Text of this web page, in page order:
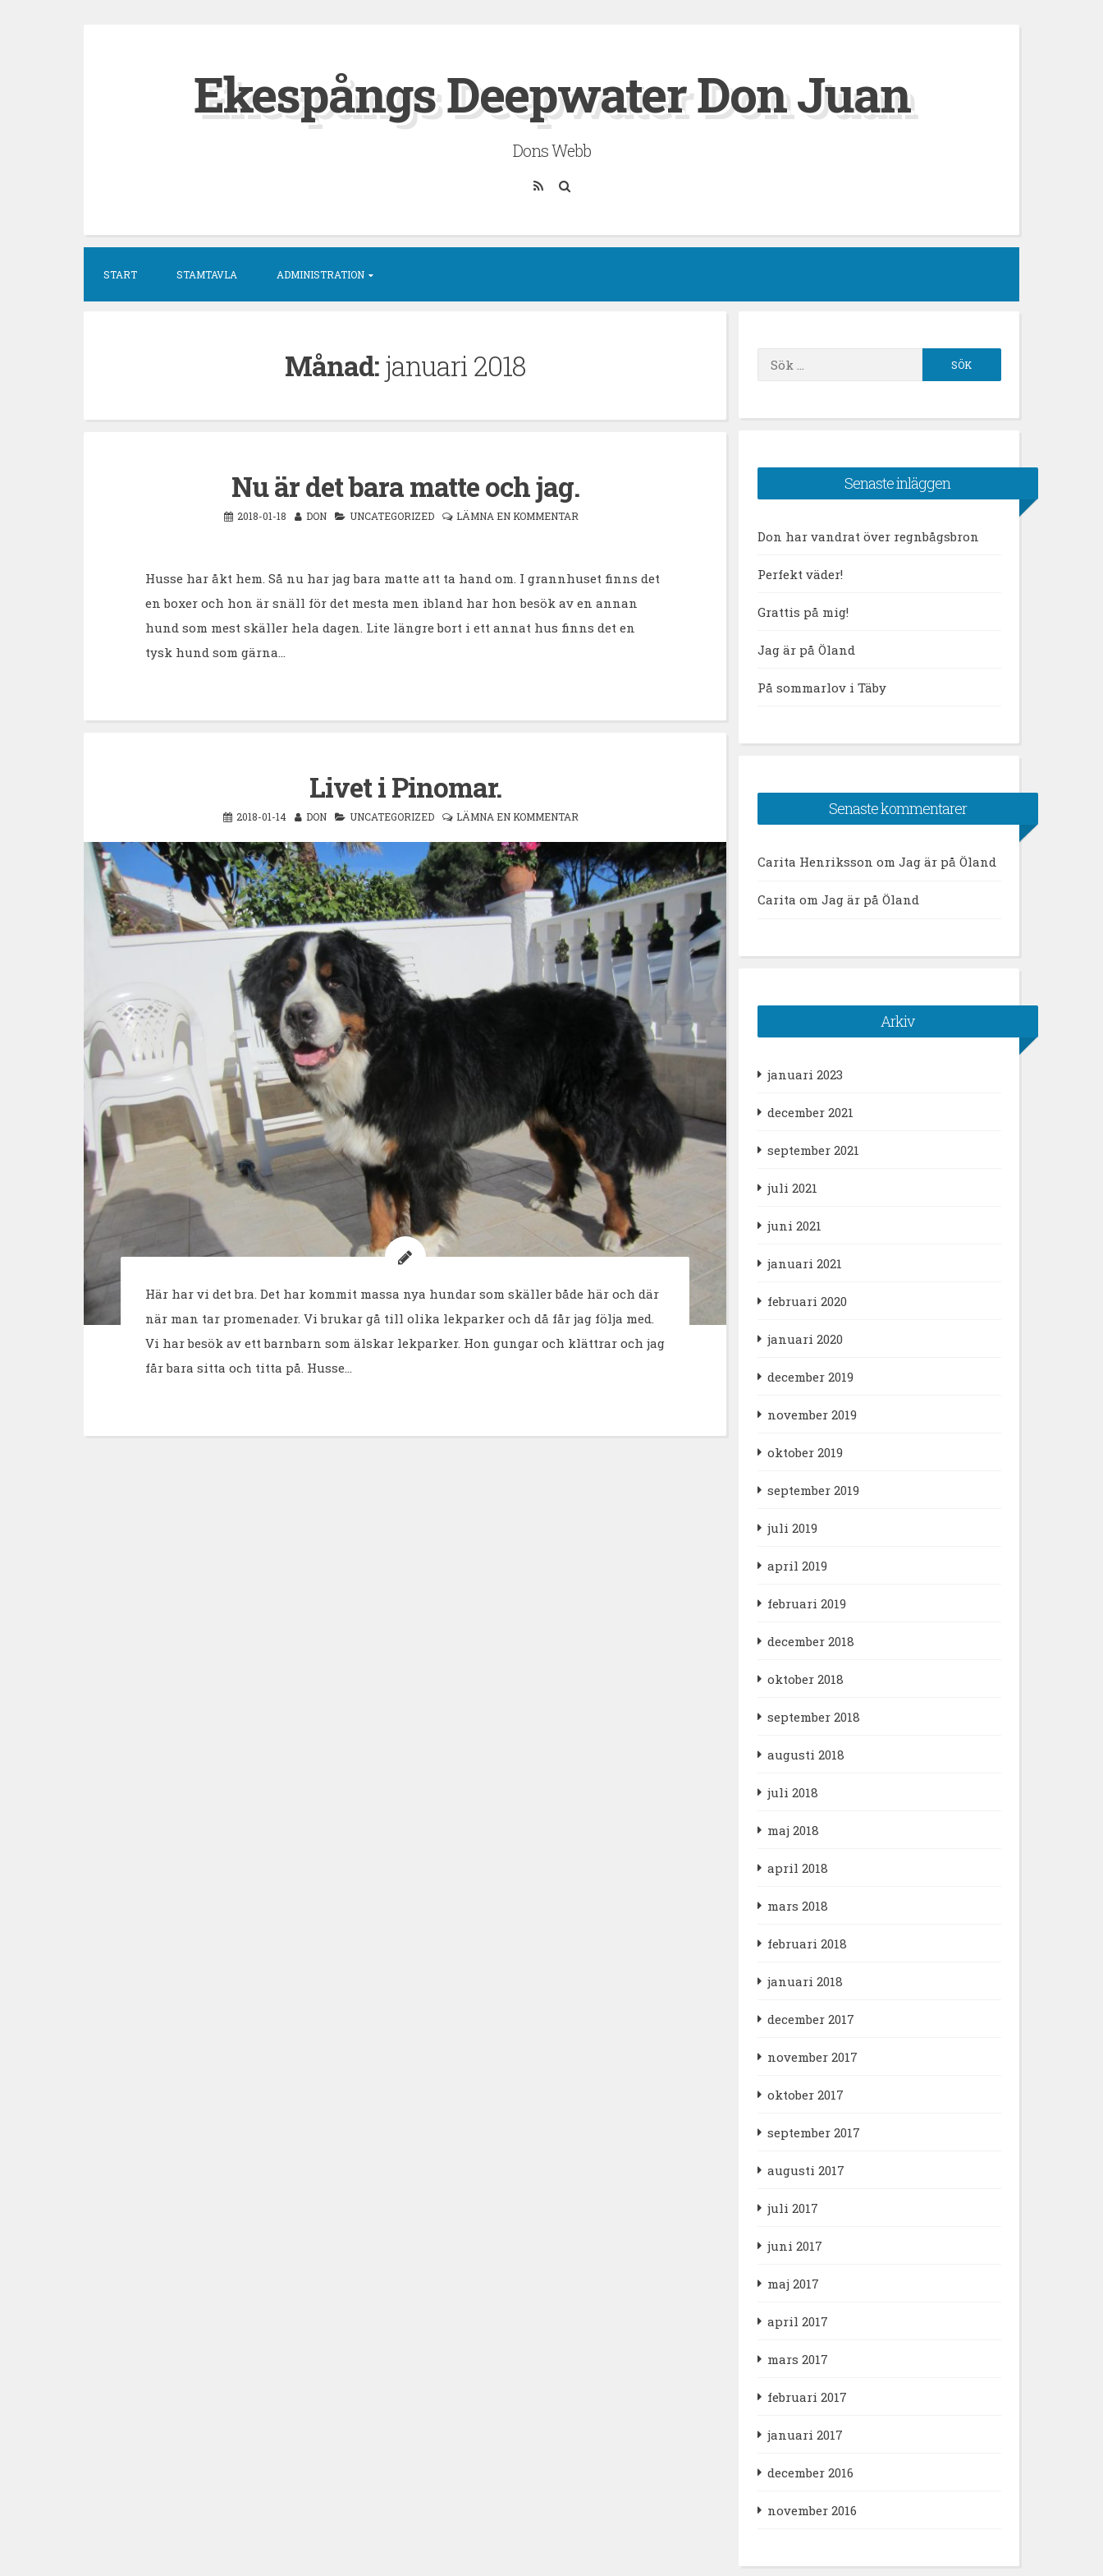
Ekespångs Deepwater Don Juan
Dons Webb
RSS
START STAMTAVLA ADMINISTRATION
Månad:januari 2018
Nu är det bara matte och jag.
2018-01-18 DON UNCATEGORIZED LÄMNA EN KOMMENTAR
Husse har åkt hem. Så nu har jag bara matte att ta hand om. I grannhuset finns det
en boxer och hon är snäll för det mesta men ibland har hon besök av en annan
hund som mest skäller hela dagen. Lite längre bort i ett annat hus finns det en
tysk hund som gärna…
Livet i Pinomar.
2018-01-14 DON UNCATEGORIZED LÄMNA EN KOMMENTAR
Här har vi det bra. Det har kommit massa nya hundar som skäller både här och där
när man tar promenader. Vi brukar gå till olika lekparker och då får jag följa med.
Vi har besök av ett barnbarn som älskar lekparker. Hon gungar och klättrar och jag
får bara sitta och titta på. Husse…
efter:
Senaste inläggen
Don har vandrat över regnbågsbron
Perfekt väder!
Grattis på mig!
Jag är på Öland
På sommarlov i Täby
Senaste kommentarer
Carita Henriksson om Jag är på Öland
Carita om Jag är på Öland
Arkiv
januari 2023
december 2021
september 2021
juli 2021
juni 2021
januari 2021
februari 2020
januari 2020
december 2019
november 2019
oktober 2019
september 2019
juli 2019
april 2019
februari 2019
december 2018
oktober 2018
september 2018
augusti 2018
juli 2018
maj 2018
april 2018
mars 2018
februari 2018
januari 2018
december 2017
november 2017
oktober 2017
september 2017
augusti 2017
juli 2017
juni 2017
maj 2017
april 2017
mars 2017
februari 2017
januari 2017
december 2016
november 2016